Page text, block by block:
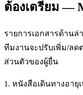
ต้องเตรียม —
รายการเอกสารด้านล่
ทีมงานจะปรับเพิ่ม/ลด
ส่วนตัวของผู้ยื่น
1. หนังสือเดินทางอายุ